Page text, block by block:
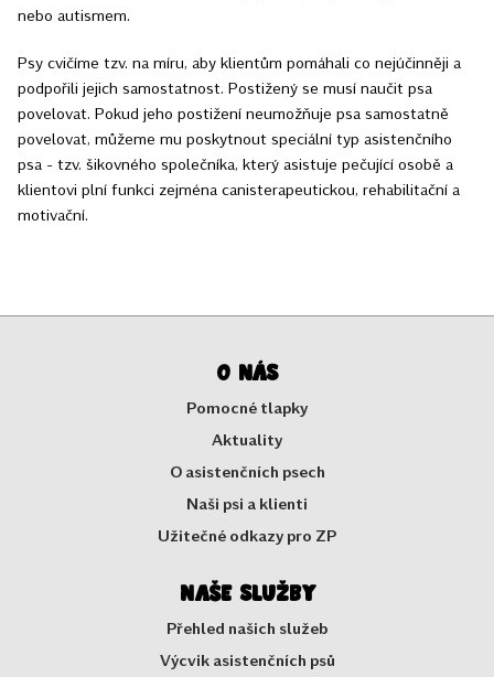
nebo autismem.
Psy cvičíme tzv. na míru, aby klientům pomáhali co nejúčinněji a
podpořili jejich samostatnost. Postižený se musí naučit psa
povelovat. Pokud jeho postižení neumožňuje psa samostatně
povelovat, můžeme mu poskytnout speciální typ asistenčního
psa - tzv. šikovného společníka, který asistuje pečující osobě a
klientovi plní funkci zejména canisterapeutickou, rehabilitační a
motivační.
O nás
Pomocné tlapky
Aktuality
O asistenčních psech
Naši psi a klienti
Užitečné odkazy pro ZP
Naše služby
Přehled našich služeb
Výcvik asistenčních psů